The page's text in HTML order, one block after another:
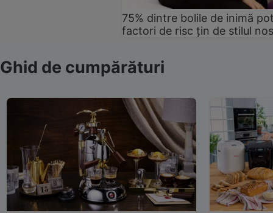
75% dintre bolile de inimă
factori de risc țin de stilul
Ghid de cumpărături